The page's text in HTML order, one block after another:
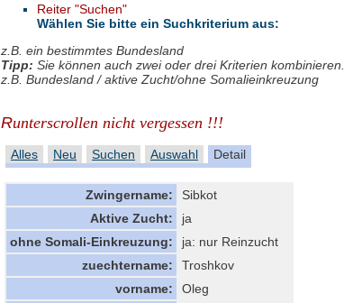
Reiter "Suchen"
Wählen Sie bitte ein Suchkriterium aus:
z.B. ein bestimmtes Bundesland
Tipp: Sie können auch zwei oder drei Kriterien kombinieren.
z.B. Bundesland / aktive Zucht/ohne Somalieinkreuzung
Runterscrollen nicht vergessen !!!
Alles Neu Suchen Auswahl Detail
Zwingername:
Sibkot
Aktive Zucht:
ja
ohne Somali-Einkreuzung:
ja: nur Reinzucht
zuechtername:
Troshkov
vorname:
Oleg